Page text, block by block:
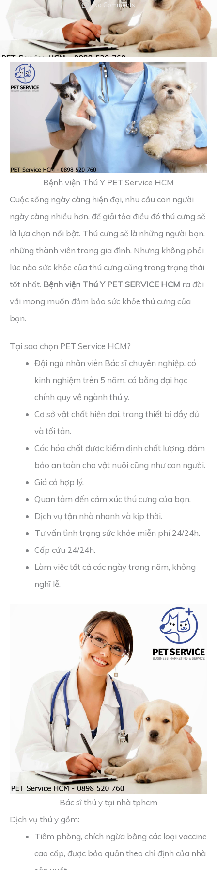
No Comments
Bệnh viện Thú Y PET Service HCM
Cuộc sống ngày càng hiện đại, nhu cầu con người
ngày càng nhiều hơn, để giải tỏa điều đó thú cưng sẽ
là lựa chọn nổi bật. Thú cưng sẽ là những người bạn,
những thành viên trong gia đình. Nhưng không phải
lúc nào sức khỏe của thú cưng cũng trong trạng thái
tốt nhất. Bệnh viện Thú Y PET SERVICE HCM ra đời
với mong muốn đảm bảo sức khỏe thú cưng của
bạn.
Tại sao chọn PET Service HCM?
Đội ngủ nhân viên Bác sĩ chuyên nghiệp, có
kinh nghiệm trên 5 năm, có bằng đại học
chính quy về ngành thú y.
Cơ sở vật chất hiện đại, trang thiết bị đầy đủ
và tối tân.
Các hóa chất được kiểm định chất lượng, đảm
bảo an toàn cho vật nuôi cũng như con người.
Giá cả hợp lý.
Quan tâm đến cảm xúc thú cưng của bạn.
Dịch vụ tận nhà nhanh và kịp thời.
Tư vấn tình trạng sức khỏe miễn phí 24/24h.
Cấp cứu 24/24h.
Làm việc tất cả các ngày trong năm, không
nghĩ lễ.
Bác sĩ thú y tại nhà tphcm
Dịch vụ thú y gồm:
Tiêm phòng, chích ngừa bằng các loại vaccine
cao cấp, được bảo quản theo chỉ định của nhà